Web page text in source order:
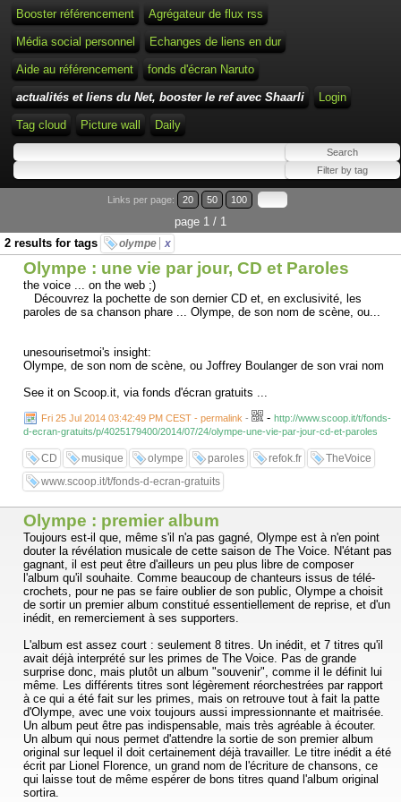
Booster référencement Agrégateur de flux rss
Média social personnel Echanges de liens en dur
Aide au référencement fonds d'écran Naruto
actualités et liens du Net, booster le ref avec Shaarli Login
Tag cloud Picture wall Daily
Links per page: 20 50 100
page 1 / 1
2 results for tags
olympe x
Olympe : une vie par jour, CD et Paroles
the voice ... on the web ;)
Découvrez la pochette de son dernier CD et, en exclusivité, les
paroles de sa chanson phare ... Olympe, de son nom de scène, ou...
unesourisetmoi's insight:
Olympe, de son nom de scène, ou Joffrey Boulanger de son vrai nom
See it on Scoop.it, via fonds d'écran gratuits ...
Fri 25 Jul 2014 03:42:49 PM CEST - permalink - - http://www.scoop.it/t/fonds-
d-ecran-gratuits/p/4025179400/2014/07/24/olympe-une-vie-par-jour-cd-et-paroles
CD musique olympe paroles refok.fr
TheVoice
www.scoop.it/t/fonds-d-ecran-gratuits
Olympe : premier album
Toujours est-il que, même s'il n'a pas gagné, Olympe est à n'en point
douter la révélation musicale de cette saison de The Voice. N'étant pas
gagnant, il est peut être d'ailleurs un peu plus libre de composer
l'album qu'il souhaite. Comme beaucoup de chanteurs issus de télé-
crochets, pour ne pas se faire oublier de son public, Olympe a choisit
de sortir un premier album constitué essentiellement de reprise, et d'un
inédit, en remerciement à ses supporters.
L'album est assez court : seulement 8 titres. Un inédit, et 7 titres qu'il
avait déjà interprété sur les primes de The Voice. Pas de grande
surprise donc, mais plutôt un album "souvenir", comme il le définit lui
même. Les différents titres sont légèrement réorchestrées par rapport
à ce qui a été fait sur les primes, mais on retrouve tout à fait la patte
d'Olympe, avec une voix toujours aussi impressionnante et maitrisée.
Un album peut être pas indispensable, mais très agréable à écouter.
Un album qui nous permet d'attendre la sortie de son premier album
original sur lequel il doit certainement déjà travailler. Le titre inédit a été
écrit par Lionel Florence, un grand nom de l'écriture de chansons, ce
qui laisse tout de même espérer de bons titres quand l'album original
sortira.